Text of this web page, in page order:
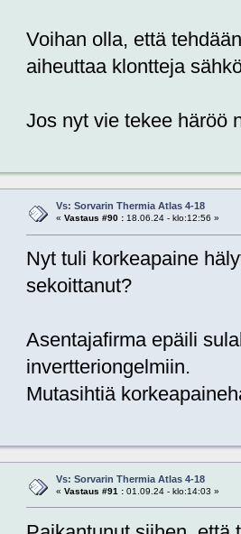
Voihan olla, että
aiheuttaa klontteja
Jos nyt vie tekee häröö
Vs: Sorvarin Thermia Atlas 4-18
« Vastaus #90 :18.06.24 - klo:12:56 »
Nyt tuli korkeapaine
sekoittanut?
Asentajafirma epäili
invertteriongelmiin.
Mutasihtiä
Vs: Sorvarin Thermia Atlas 4-18
« Vastaus #91 :01.09.24 - klo:14:03 »